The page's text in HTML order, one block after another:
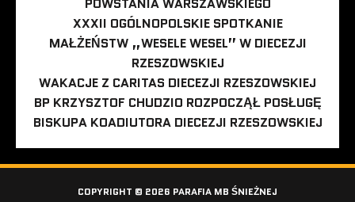
XXXII OGÓLNOPOLSKIE SPOTKANIE
MAŁŻEŃSTW „WESELE WESEL” W DIECEZJI
RZESZOWSKIEJ
WAKACJE Z CARITAS DIECEZJI RZESZOWSKIEJ
BP KRZYSZTOF CHUDZIO ROZPOCZĄŁ POSŁUGĘ
BISKUPA KOADIUTORA DIECEZJI RZESZOWSKIEJ
COPYRIGHT © 2026 PARAFIA MB ŚNIEŻNEJ